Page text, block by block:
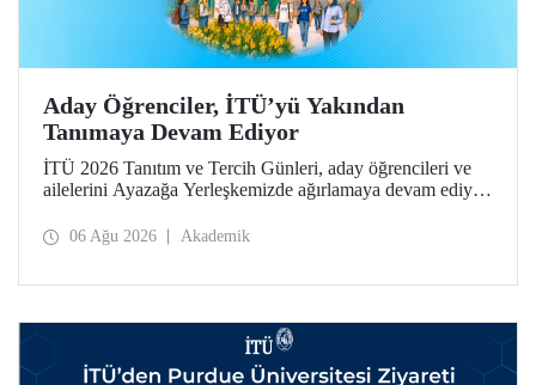
Aday Öğrenciler, İTÜ’yü Yakından
Tanımaya Devam Ediyor
İTÜ 2026 Tanıtım ve Tercih Günleri, aday öğrencileri ve
ailelerini Ayazağa Yerleşkemizde ağırlamaya devam ediyor.
ilgili fakülte ve birimler adaylara bilgi vermeye devam
06 Ağu 2026 Akademik